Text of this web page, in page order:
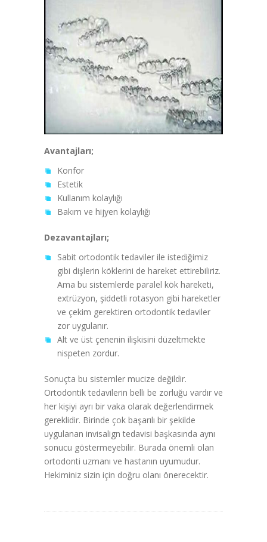
Avantajları;
Konfor
Estetik
Kullanım kolaylığı
Bakım ve hijyen kolaylığı
Dezavantajları;
Sabit ortodontik tedaviler ile istediğimiz
gibi dişlerin köklerini de hareket ettirebiliriz.
Ama bu sistemlerde paralel kök hareketi,
extrüzyon, şiddetli rotasyon gibi hareketler
ve çekim gerektiren ortodontik tedaviler
zor uygulanır.
Alt ve üst çenenin ilişkisini düzeltmekte
nispeten zordur.
Sonuçta bu sistemler mucize değildir.
Ortodontik tedavilerin belli be zorluğu vardır ve
her kişiyi ayrı bir vaka olarak değerlendirmek
gereklidir. Birinde çok başarılı bir şekilde
uygulanan invisalign tedavisi başkasında aynı
sonucu göstermeyebilir. Burada önemli olan
ortodonti uzmanı ve hastanın uyumudur.
Hekiminiz sizin için doğru olanı önerecektir.